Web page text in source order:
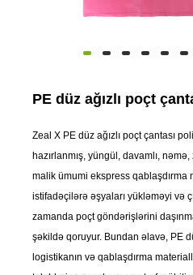
PE düz ağızlı poçt
Zeal X PE düz ağızlı poçt çantası
hazırlanmış, yüngül, davamlı,
malik ümumi ekspress qablaşdırma
istifadəçilərə əşyaları yükləməyi və
zamanda poçt göndərişlərini
şəkildə qoruyur. Bundan əlavə, PE
logistikanın və qablaşdırma